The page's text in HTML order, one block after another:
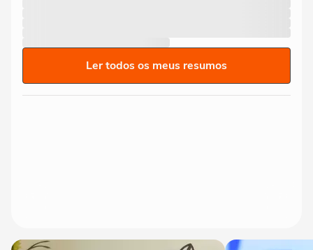
Ler todos os meus resumos